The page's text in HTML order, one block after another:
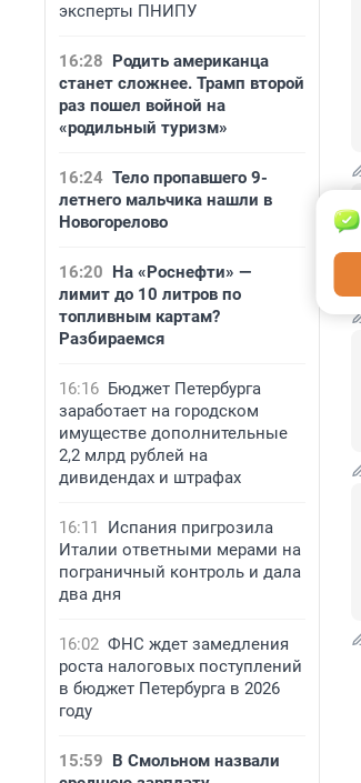
эксперты ПНИПУ
16:28 Родить американца
станет сложнее. Трамп второй
раз пошел войной на
«родильный туризм»
16:24 Тело пропавшего 9-
летнего мальчика нашли в
Новогорелово
16:20 На «Роснефти» —
лимит до 10 литров по
топливным картам?
Разбираемся
16:16 Бюджет Петербурга
заработает на городском
имуществе дополнительные
2,2 млрд рублей на
дивидендах и штрафах
16:11
Испания пригрозила
Италии ответными мерами на
пограничный контроль и дала
два дня
16:02 ФНС ждет замедления
роста налоговых поступлений
в бюджет Петербурга в 2026
году
15:59 В Смольном назвали